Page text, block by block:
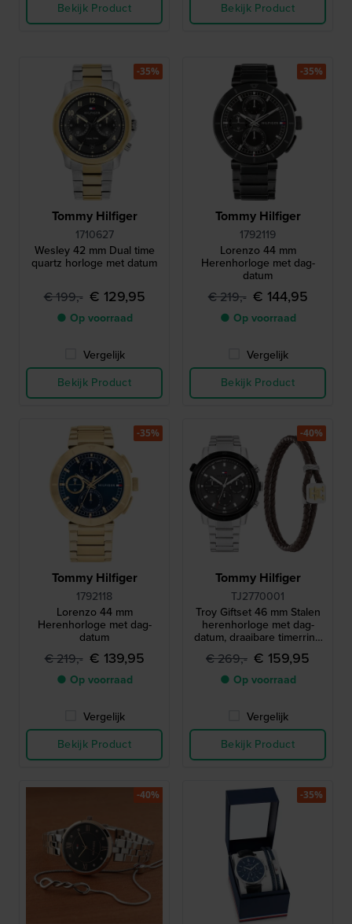
Bekijk Product Bekijk Product
Tommy Hilfiger
1710627
Wesley 42 mm Dual time
quartz horloge met datum
€ 199,- € 129,95
● Op voorraad
Vergelijk
Bekijk Product
-35%
Tommy Hilfiger
1792119
Lorenzo 44 mm
Herenhorloge met dag-
datum
€ 219,- € 144,95
● Op voorraad
Vergelijk
Bekijk Product
-35%
Tommy Hilfiger
1792118
Lorenzo 44 mm
Herenhorloge met dag-
datum
€ 219,- € 139,95
● Op voorraad
Vergelijk
Bekijk Product
-35%
Tommy Hilfiger
TJ2770001
Troy Giftset 46 mm Stalen
herenhorloge met dag-
datum, draaibare timerring
en leren armband
€ 269,- € 159,95
● Op voorraad
Vergelijk
Bekijk Product
-40%
-40% -35%